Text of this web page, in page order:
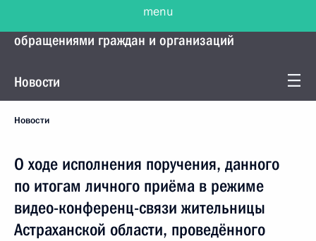
обращениями граждан и организаций
Новости
Новости
О ходе исполнения поручения, данного
по итогам личного приёма в режиме
видео-конференц-связи жительницы
Астраханской области, проведённого